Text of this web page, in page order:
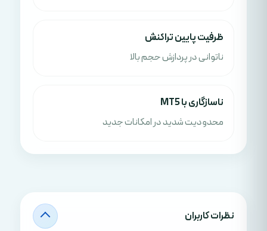
ظرفیت پایین تراکنش
ناتوانی در پردازش حجم بالا
ناسازگاری با MT5
محدودیت شدید در امکانات جدید
نظرات کاربران